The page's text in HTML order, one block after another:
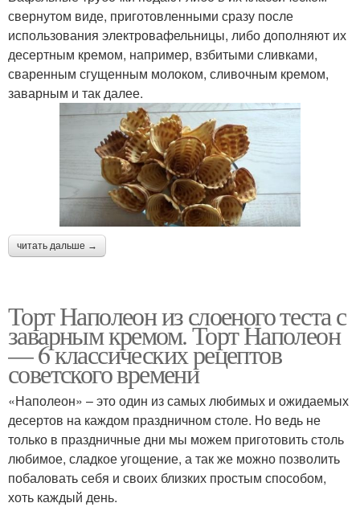
свернутом виде, приготовленными сразу после
использования электровафельницы, либо дополняют их
десертным кремом, например, взбитыми сливками,
сваренным сгущенным молоком, сливочным кремом,
заварным и так далее.
читать дальше →
Торт Наполеон из слоеного теста с
заварным кремом. Торт Наполеон
— 6 классических рецептов
советского времени
«Наполеон» – это один из самых любимых и ожидаемых
десертов на каждом праздничном столе. Но ведь не
только в праздничные дни мы можем приготовить столь
любимое, сладкое угощение, а так же можно позволить
побаловать себя и своих близких простым способом,
хоть каждый день.